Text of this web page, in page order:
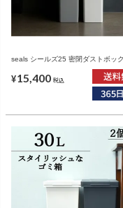
seals シールズ25 密閉ダストボッ
2個セット | インテリア雑貨・ゴミ
¥15,400 税込